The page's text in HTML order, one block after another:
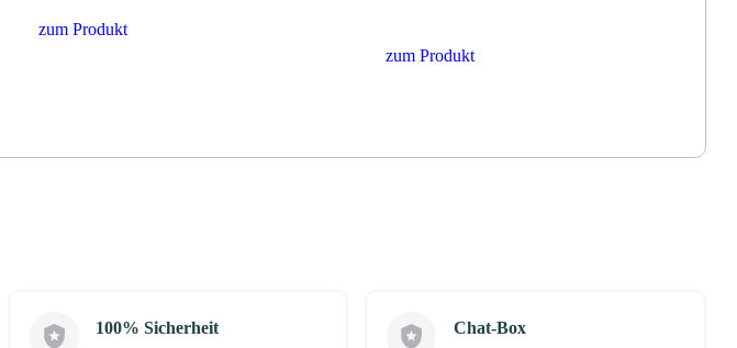
zum Produkt
zum Produkt
100% Sicherheit Chat-Box